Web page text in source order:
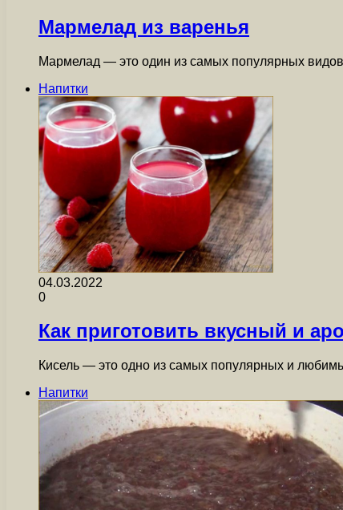
Мармелад из варенья
Мармелад — это один из самых популярных
Напитки
04.03.2022
0
Как приготовить вкусный и
Кисель — это одно из самых популярных и
Напитки